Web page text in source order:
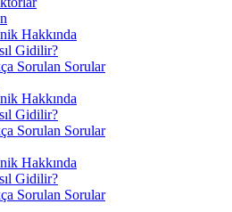
Hakkında
Gidilir?
Sorulan Sorular
Hakkında
Gidilir?
Sorulan Sorular
Hakkında
Gidilir?
Sorulan Sorular